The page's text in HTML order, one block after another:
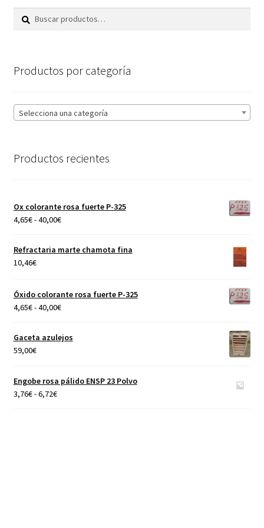
Buscar
Buscar
Productos por categoría
Selecciona una categoría
Productos recientes
Ox colorante rosa fuerte P-325
4,65€-40,00€Rango
precios:
40,00€
Refractaria marte chamota fina
10,46€
Óxido colorante rosa fuerte P-325
4,65€-40,00€Rango
precios:
desde
40,00€
Gaceta azulejos
59,00€
Engobe rosa pálido ENSP 23 Polvo
3,76€-6,72€Rango